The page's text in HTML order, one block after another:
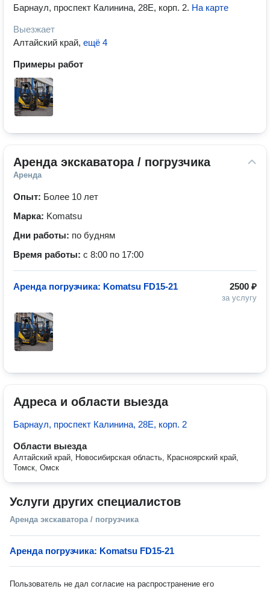
Барнаул, проспект Калинина, 28Е, корп. 2. На карте
Выезжает
Алтайский край, ещё 4
Примеры работ
Аренда экскаватора / погрузчика
Аренда
Опыт: Более 10 лет
Марка: Komatsu
Дни работы: по будням
Время работы: с 8:00 по 17:00
2500 ₽
за услугу
Аренда погрузчика: Komatsu FD15-21
Адреса и области выезда
Барнаул, проспект Калинина, 28Е, корп. 2
Области выезда
Алтайский край, Новосибирская область, Красноярский край,
Томск, Омск
Услуги других специалистов
Аренда экскаватора / погрузчика
Аренда погрузчика: Komatsu FD15-21
Пользователь не дал согласие на распространение его